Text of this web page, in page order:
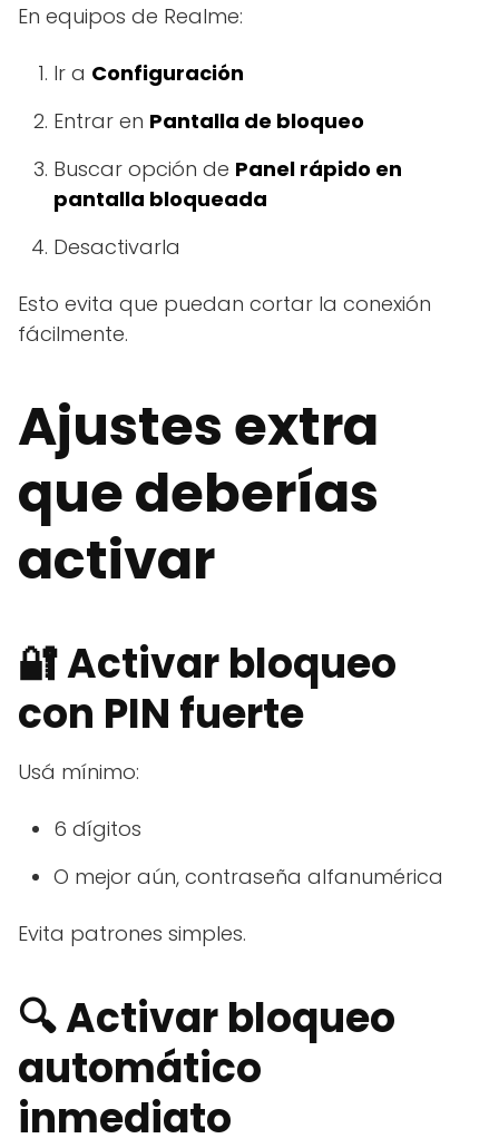
En equipos de Realme:
Ir a Configuración
Entrar en Pantalla de bloqueo
Buscar opción de Panel rápido en
pantalla bloqueada
Desactivarla
Esto evita que puedan cortar la conexión
fácilmente.
Ajustes extra
que deberías
activar
🔐 Activar bloqueo
con PIN fuerte
Usá mínimo:
6 dígitos
O mejor aún, contraseña alfanumérica
Evita patrones simples.
🔍 Activar bloqueo
automático
inmediato